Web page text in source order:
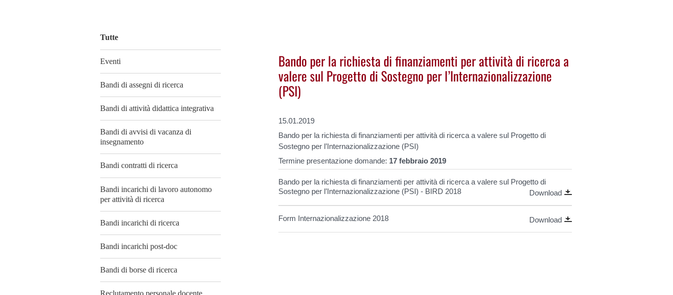
Tutte
Eventi
Bandi di assegni di ricerca
Bandi di attività didattica integrativa
Bandi di avvisi di vacanza di
insegnamento
Bandi contratti di ricerca
Bandi incarichi di lavoro autonomo
per attività di ricerca
Bandi incarichi di ricerca
Bandi incarichi post-doc
Bandi di borse di ricerca
Bando per la richiesta di finanziamenti per attività di ricerca a
valere sul Progetto di Sostegno per l’Internazionalizzazione
(PSI)
15.01.2019
Bando per la richiesta di finanziamenti per attività di ricerca a valere sul Progetto di
Sostegno per l’Internazionalizzazione (PSI)
Termine presentazione domande: 17 febbraio 2019
Bando per la richiesta di finanziamenti per attività di ricerca a valere sul Progetto di
Sostegno per l’Internazionalizzazione (PSI) - BIRD 2018
Download
Form Internazionalizzazione 2018 Download